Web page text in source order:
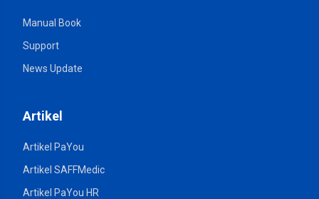
Manual Book
Support
News Update
Artikel
Artikel PaYou
Artikel SAFFMedic
Artikel PaYou HR